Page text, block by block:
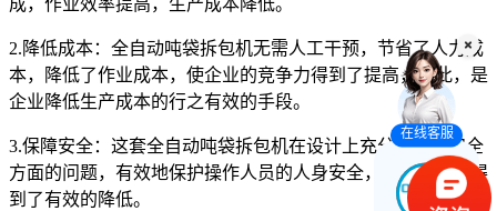
成，作业效率提高，生产成本降低。
2.降低成本：全自动吨袋拆包机无需人工干预，节省了人力成
本，降低了作业成本，使企业的竞争力得到了提高，因此，是
企业降低生产成本的行之有效的手段。
3.保障安全：这套全自动吨袋拆包机在设计上充分考虑了安全
方面的问题，有效地保护操作人员的人身安全，使作业风险得
到了有效的降低。
在线客服